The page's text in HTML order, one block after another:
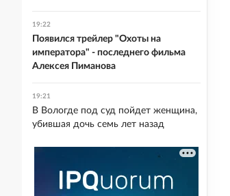
19:22
Появился трейлер "Охоты на
императора" - последнего фильма
Алексея Пиманова
19:21
В Вологде под суд пойдет женщина,
убившая дочь семь лет назад